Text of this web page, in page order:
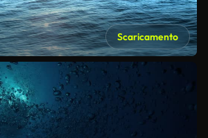
Scaricamento